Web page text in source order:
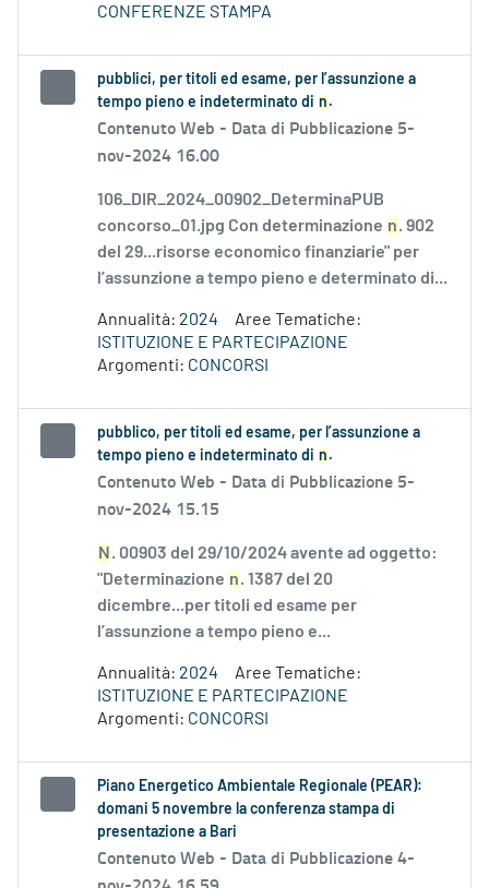
CONFERENZE STAMPA
pubblici, per titoli ed esame, per l’assunzione a
tempo pieno e indeterminato di n .
Contenuto Web - Data di Pubblicazione 5-
nov-2024 16.00
106_DIR_2024_00902_DeterminaPUB
concorso_01.jpg Con determinazione n. 902
del 29...risorse economico finanziarie" per
l’assunzione a tempo pieno e determinato di...
Annualità: 2024
Aree Tematiche:
ISTITUZIONE E PARTECIPAZIONE
Argomenti: CONCORSI
pubblico, per titoli ed esame, per l’assunzione a
tempo pieno e indeterminato di n .
Contenuto Web - Data di Pubblicazione 5-
nov-2024 15.15
N . 00903 del 29/10/2024 avente ad oggetto:
"Determinazione n. 1387 del 20
dicembre...per titoli ed esame per
l’assunzione a tempo pieno e...
Annualità: 2024
Aree Tematiche:
ISTITUZIONE E PARTECIPAZIONE
Argomenti: CONCORSI
Piano Energetico Ambientale Regionale (PEAR):
domani 5 novembre la conferenza stampa di
presentazione a Bari
Contenuto Web - Data di Pubblicazione 4-